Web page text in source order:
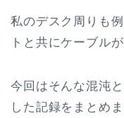
私のデスク周りも
トと共にケーブル
今回はそんな混沌
した記録をまとめま